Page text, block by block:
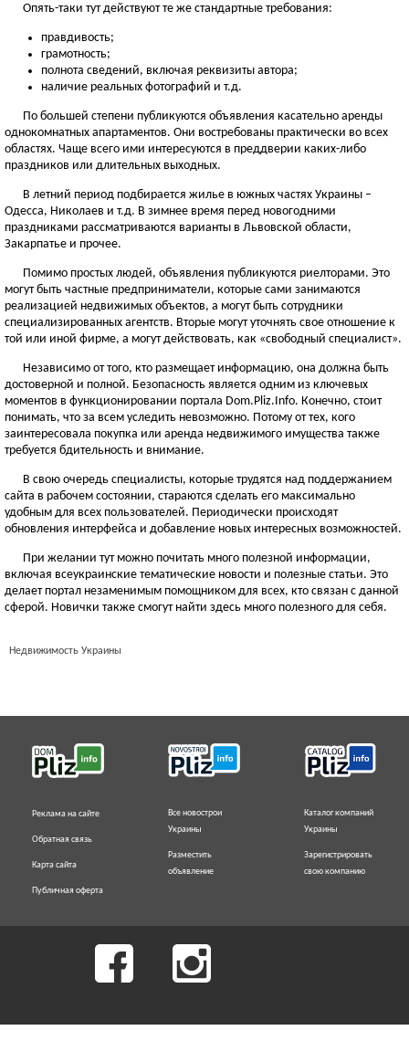
Опять-таки тут действуют те же стандартные требования:
правдивость;
грамотность;
полнота сведений, включая реквизиты автора;
наличие реальных фотографий и т.д.
По большей степени публикуются объявления касательно аренды
однокомнатных апартаментов. Они востребованы практически во всех
областях. Чаще всего ими интересуются в преддверии каких-либо
праздников или длительных выходных.
В летний период подбирается жилье в южных частях Украины –
Одесса, Николаев и т.д. В зимнее время перед новогодними
праздниками рассматриваются варианты в Львовской области,
Закарпатье и прочее.
Помимо простых людей, объявления публикуются риелторами. Это
могут быть частные предприниматели, которые сами занимаются
реализацией недвижимых объектов, а могут быть сотрудники
специализированных агентств. Вторые могут уточнять свое отношение к
той или иной фирме, а могут действовать, как «свободный специалист».
Независимо от того, кто размещает информацию, она должна быть
достоверной и полной. Безопасность является одним из ключевых
моментов в функционировании портала Dom.Pliz.Info. Конечно, стоит
понимать, что за всем уследить невозможно. Потому от тех, кого
заинтересовала покупка или аренда недвижимого имущества также
требуется бдительность и внимание.
В свою очередь специалисты, которые трудятся над поддержанием
сайта в рабочем состоянии, стараются сделать его максимально
удобным для всех пользователей. Периодически происходят
обновления интерфейса и добавление новых интересных возможностей.
При желании тут можно почитать много полезной информации,
включая всеукраинские тематические новости и полезные статьи. Это
делает портал незаменимым помощником для всех, кто связан с данной
сферой. Новички также смогут найти здесь много полезного для себя.
Недвижимость Украины
Реклама на сайте
Обратная связь
Карта сайта
Публичная оферта
Все новострои
Украины
Разместить
объявление
Каталог компаний
Украины
Зарегистрировать
свою компанию